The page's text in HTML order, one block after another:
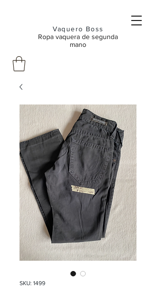
Vaquero Boss
Ropa vaquera de segunda
mano
SKU: 1499